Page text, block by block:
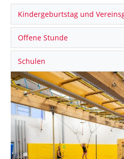
Kindergeburtstag und
Offene Stunde
Schulen